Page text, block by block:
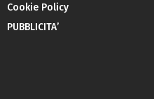
Cookie Policy
PUBBLICITA’